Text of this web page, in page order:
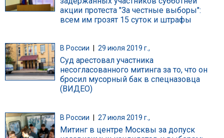
акции протеста "За честные выборы":
всем им грозят 15 суток и штрафы
В России 29 июля 2019 г.,
Суд арестовал участника
несогласованного митинга за то, что он
бросил мусорный бак в спецназовца
(ВИДЕО)
В России | 27 июля 2019 г.,
Митинг в центре Москвы за допуск